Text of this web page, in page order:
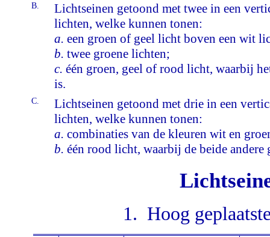
B.
Lichtseinen getoond met twee in een
lichten, welke kunnen tonen:
a. een groen of geel licht boven een wit
b. twee groene lichten;
c. één groen, geel of rood licht, waarbij
is.
C.
Lichtseinen getoond met drie in een
lichten, welke kunnen tonen:
a. combinaties van de kleuren wit en
b. één rood licht, waarbij de beide
1. Hoog